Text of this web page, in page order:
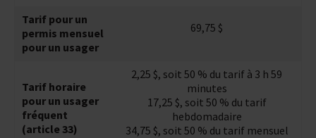
Tarif pour un
permis mensuel
pour un usager
69,75 $
Tarif horaire
pour un usager
fréquent
(article 33)
2,25 $, soit 50 % du tarif à 3 h 59
minutes
17,25 $, soit 50 % du tarif
hebdomadaire
34,75 $, soit 50 % du tarif mensuel